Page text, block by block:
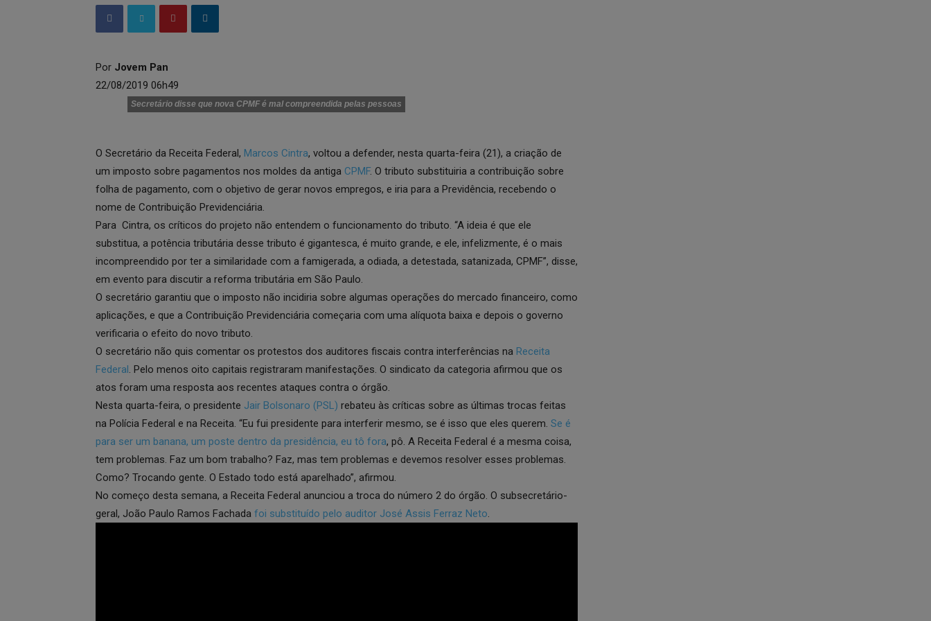
Por Jovem Pan
22/08/2019 06h49
Secretário disse que nova CPMF é mal compreendida pelas pessoas
O Secretário da Receita Federal, Marcos Cintra, voltou a defender, nesta quarta-feira (21), a criação de
um imposto sobre pagamentos nos moldes da antiga CPMF. O tributo substituiria a contribuição sobre
folha de pagamento, com o objetivo de gerar novos empregos, e iria para a Previdência, recebendo o
nome de Contribuição Previdenciária.
Para Cintra, os críticos do projeto não entendem o funcionamento do tributo. “A ideia é que ele
substitua, a potência tributária desse tributo é gigantesca, é muito grande, e ele, infelizmente, é o mais
incompreendido por ter a similaridade com a famigerada, a odiada, a detestada, satanizada, CPMF”, disse,
em evento para discutir a reforma tributária em São Paulo.
O secretário garantiu que o imposto não incidiria sobre algumas operações do mercado financeiro, como
aplicações, e que a Contribuição Previdenciária começaria com uma alíquota baixa e depois o governo
verificaria o efeito do novo tributo.
O secretário não quis comentar os protestos dos auditores fiscais contra interferências na Receita
Federal. Pelo menos oito capitais registraram manifestações. O sindicato da categoria afirmou que os
atos foram uma resposta aos recentes ataques contra o órgão.
Nesta quarta-feira, o presidente Jair Bolsonaro (PSL) rebateu às críticas sobre as últimas trocas feitas
na Polícia Federal e na Receita. “Eu fui presidente para interferir mesmo, se é isso que eles querem. Se é
para ser um banana, um poste dentro da presidência, eu tô fora, pô. A Receita Federal é a mesma coisa,
tem problemas. Faz um bom trabalho? Faz, mas tem problemas e devemos resolver esses problemas.
Como? Trocando gente. O Estado todo está aparelhado”, afirmou.
No começo desta semana, a Receita Federal anunciou a troca do número 2 do órgão. O subsecretário-
geral, João Paulo Ramos Fachada foi substituído pelo auditor José Assis Ferraz Neto.